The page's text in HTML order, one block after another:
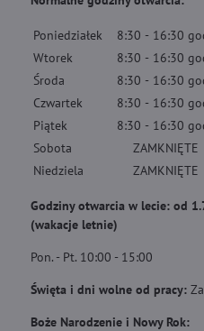
Poniedziałek 8:30 - 16:30
Wtorek
8:30 - 16:30
Środa
8:30 - 16:30
Czwartek
8:30 - 16:30
Piątek
8:30 - 16:30
Sobota
ZAMKNIĘTE
Niedziela
ZAMKNIĘTE
Godziny otwarcia w lecie: od
(wakacje letnie)
Pon. - Pt. 10:00 - 15:00
Święta i dni wolne od pracy:
Boże Narodzenie i Nowy Rok: